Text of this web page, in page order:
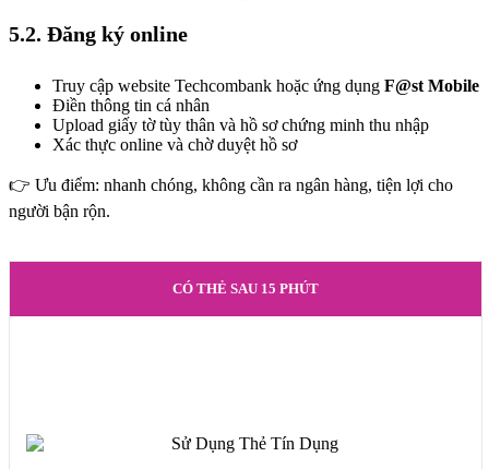
5.2. Đăng ký online
Truy cập website Techcombank hoặc ứng dụng F@st Mobile
Điền thông tin cá nhân
Upload giấy tờ tùy thân và hồ sơ chứng minh thu nhập
Xác thực online và chờ duyệt hồ sơ
👉 Ưu điểm: nhanh chóng, không cần ra ngân hàng, tiện lợi cho
người bận rộn.
CÓ THẺ SAU 15 PHÚT